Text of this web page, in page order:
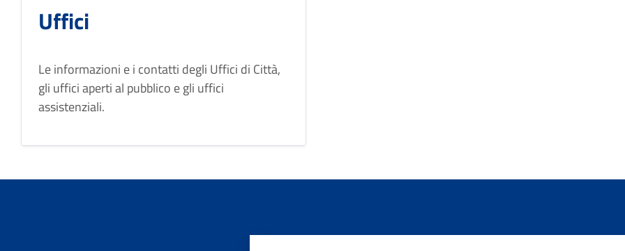
Uffici
Le informazioni e i contatti degli Uffici di Città,
gli uffici aperti al pubblico e gli uffici
assistenziali.